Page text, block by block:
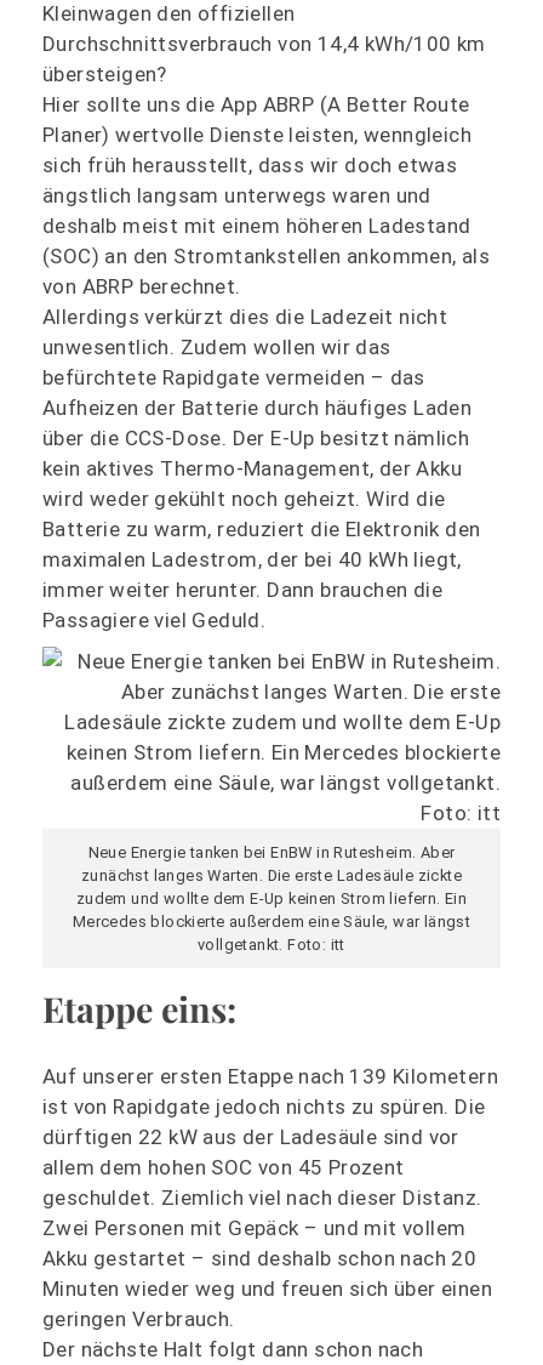
Kleinwagen den offiziellen
Durchschnittsverbrauch von 14,4 kWh/100 km
übersteigen?
Hier sollte uns die App ABRP (A Better Route
Planer) wertvolle Dienste leisten, wenngleich
sich früh herausstellt, dass wir doch etwas
ängstlich langsam unterwegs waren und
deshalb meist mit einem höheren Ladestand
(SOC) an den Stromtankstellen ankommen, als
von ABRP berechnet.
Allerdings verkürzt dies die Ladezeit nicht
unwesentlich. Zudem wollen wir das
befürchtete Rapidgate vermeiden – das
Aufheizen der Batterie durch häufiges Laden
über die CCS-Dose. Der E-Up besitzt nämlich
kein aktives Thermo-Management, der Akku
wird weder gekühlt noch geheizt. Wird die
Batterie zu warm, reduziert die Elektronik den
maximalen Ladestrom, der bei 40 kWh liegt,
immer weiter herunter. Dann brauchen die
Passagiere viel Geduld.
Neue Energie tanken bei EnBW in Rutesheim. Aber
zunächst langes Warten. Die erste Ladesäule zickte
zudem und wollte dem E-Up keinen Strom liefern. Ein
Mercedes blockierte außerdem eine Säule, war längst
vollgetankt. Foto: itt
Etappe eins:
Auf unserer ersten Etappe nach 139 Kilometern
ist von Rapidgate jedoch nichts zu spüren. Die
dürftigen 22 kW aus der Ladesäule sind vor
allem dem hohen SOC von 45 Prozent
geschuldet. Ziemlich viel nach dieser Distanz.
Zwei Personen mit Gepäck – und mit vollem
Akku gestartet – sind deshalb schon nach 20
Minuten wieder weg und freuen sich über einen
geringen Verbrauch.
Der nächste Halt folgt dann schon nach